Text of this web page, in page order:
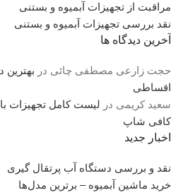
مراقبت از تجهیزات آبمیوه و بستنی
نقد بررسی تجهیزات آبمیوه و بستنی
آخرین دیدگاه ها
حجت زارعی مصطفی چائی در
اقساطی
سعید کریمی در
کافی شاپ
اخبار جدید
نقد و بررسی دستگاه آب پرتقال گیری
خرید ماشین آبمیوه – برترین مدل‌ها